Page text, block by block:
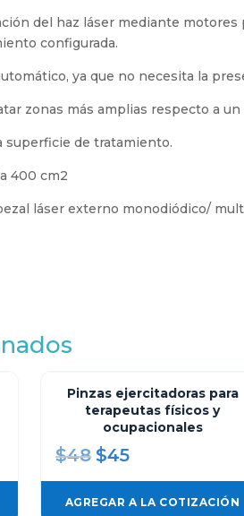
del haz láser mediante
configurada.
ya que no necesita la
zonas más amplias respecto a
superficie de tratamiento.
400 cm2
láser externo monodiódico/
Pinzas ejercitadoras para
terapeutas físicos y
ocupacionales
$48 Original
price
was:
$45Current
price
is:
AGREGAR A LA COTIZACIÓN